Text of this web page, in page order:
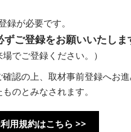
が必要です。
ずご登録をお願いいたしま
でご登録ください。）
認の上、取材事前登録へお進
のとみなされます。
用規約はこちら >>